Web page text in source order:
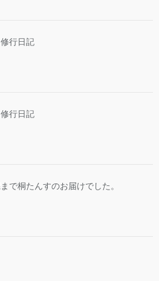
行日記
行日記
で桐たんすのお届けでした。